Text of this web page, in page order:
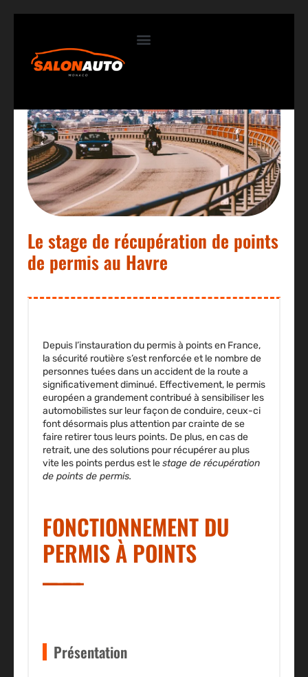
Le stage de récupération de points
de permis au Havre
Depuis l’instauration du permis à pointsen France,
la sécurité routière s’est renforcée et le nombre de
personnes tuées dans un accident de la route a
significativement diminué. Effectivement, le permis
européen a grandement contribué à sensibiliser les
automobilistes sur leur façon de conduire, ceux-ci
font désormais plus attention par crainte de se
faire retirer tous leurs points. De plus, en cas de
retrait, une des solutions pour récupérer au plus
vite les points perdus est lestage de récupération
de points de permis.
FONCTIONNEMENT DU
PERMIS À POINTS
Présentation